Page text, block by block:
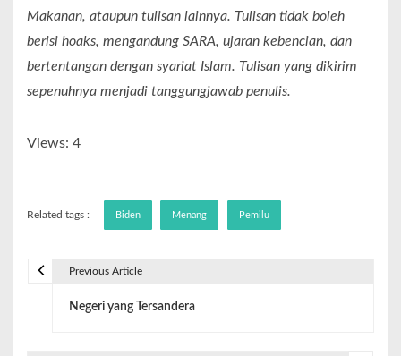
Makanan, ataupun tulisan lainnya. Tulisan tidak boleh
berisi hoaks, mengandung SARA, ujaran kebencian, dan
bertentangan dengan syariat Islam. Tulisan yang dikirim
sepenuhnya menjadi tanggungjawab penulis.
Views: 4
Related tags : Biden Menang Pemilu
Previous Article
Negeri yang Tersandera